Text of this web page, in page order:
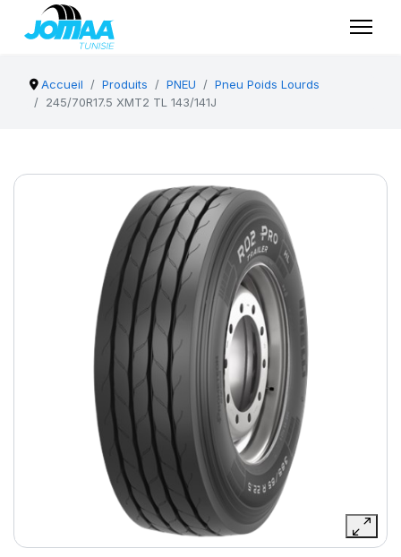
Accueil Produits PNEU
Pneu Poids Lourds
245/70R17.5 XMT2 TL 143/141J